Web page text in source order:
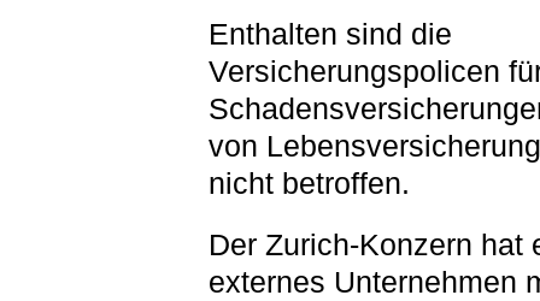
Enthalten sind die
Versicherungspolicen
von
nicht betroffen.
Der Zurich-Konzern hat
externes Unternehmen